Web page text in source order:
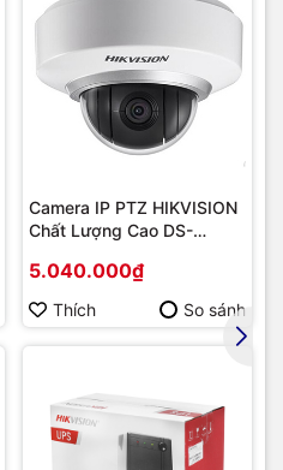
Camera IP PTZ HIKVISION
Chất Lượng Cao DS-
5.040.000₫
Thích So sánh